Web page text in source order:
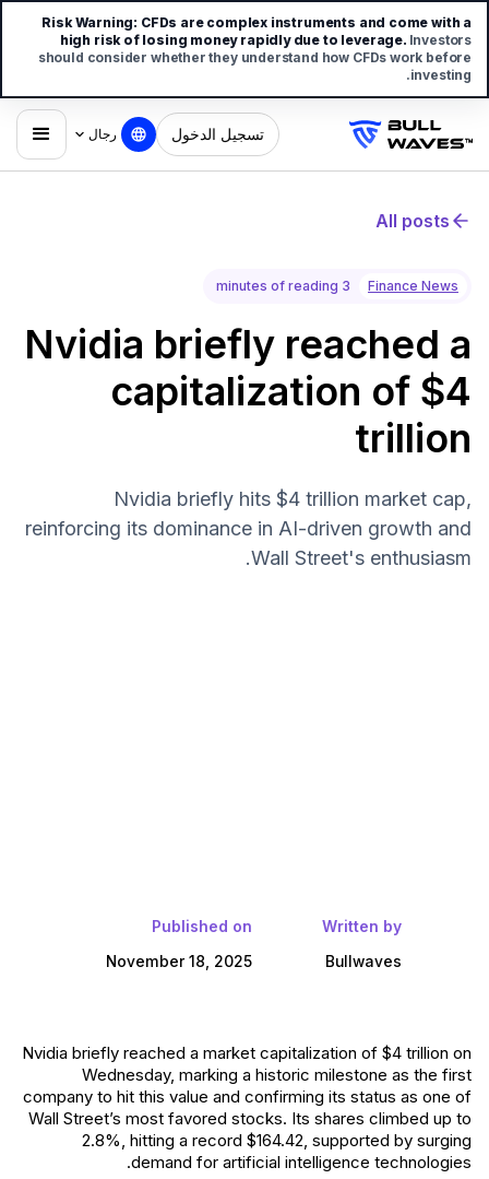
تسجيل الدخول رجال
All posts
Finance News
3 minutes of reading
Nvidia briefly reached a
capitalization of $4
trillion
Nvidia briefly hits $4 trillion market cap,
reinforcing its dominance in AI-driven growth and
Wall Street's enthusiasm.
Written by
Bullwaves
Published on
November 18, 2025
Nvidia briefly reached a market capitalization of $4 trillion on
Wednesday, marking a historic milestone as the first
company to hit this value and confirming its status as one of
Wall Street’s most favored stocks. Its shares climbed up to
2.8%, hitting a record $164.42, supported by surging
demand for artificial intelligence technologies.
Risk Warning: CFDs are complex instruments and come with a
high risk of losing money rapidly due to leverage. Investors
should consider whether they understand how CFDs work before
investing.